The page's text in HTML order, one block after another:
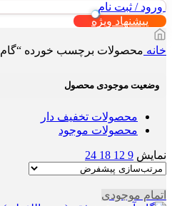
ورود / ثبت نام
پیشنهاد ویژه
خانه محصولات برچسب خورده “گام
وضعیت موجودی محصول
محصولات تخفیف دار
محصولات موجود
نمایش 9
12
18
24
اتمام موجودی